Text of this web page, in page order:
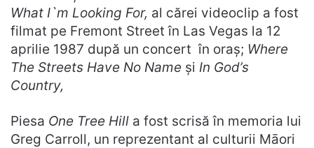
What I`m Looking For, al cărei videoclip a fost
filmat pe Fremont Street în Las Vegas la 12
aprilie 1987 după un concert în oraș; Where
The Streets Have No Name și In God’s
Country,
Piesa One Tree Hill a fost scrisă în memoria lui
Greg Carroll, un reprezentant al culturii Māori